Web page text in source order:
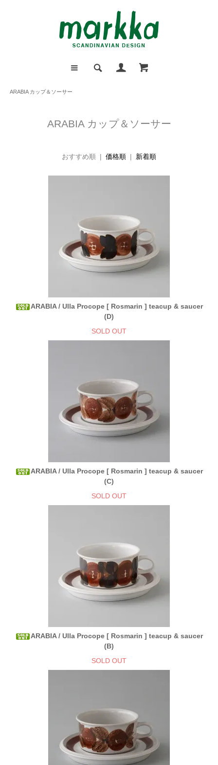
ARABIA カップ＆ソーサー
ARABIA カップ＆ソーサー
おすすめ順 | 価格順 | 新着順
ARABIA / Ulla Procope [ Rosmarin ] teacup & saucer
(D)
SOLD OUT
ARABIA / Ulla Procope [ Rosmarin ] teacup & saucer
(C)
SOLD OUT
ARABIA / Ulla Procope [ Rosmarin ] teacup & saucer
(B)
SOLD OUT